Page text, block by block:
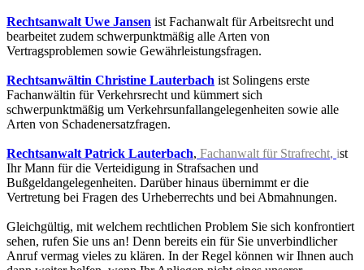
Rechtsanwalt Uwe Jansen ist Fachanwalt für Arbeitsrecht und
bearbeitet zudem schwerpunktmäßig alle Arten von
Vertragsproblemen sowie Gewährleistungsfragen.
Rechtsanwältin Christine Lauterbach ist Solingens erste
Fachanwältin für Verkehrsrecht und kümmert sich
schwerpunktmäßig um Verkehrsunfallangelegenheiten sowie alle
Arten von Schadenersatzfragen.
Rechtsanwalt Patrick Lauterbach, Fachanwalt für Strafrecht, ist
Ihr Mann für die Verteidigung in Strafsachen und
Bußgeldangelegenheiten. Darüber hinaus übernimmt er die
Vertretung bei Fragen des Urheberrechts und bei Abmahnungen.
Gleichgültig, mit welchem rechtlichen Problem Sie sich konfrontiert
sehen, rufen Sie uns an! Denn bereits ein für Sie unverbindlicher
Anruf vermag vieles zu klären. In der Regel können wir Ihnen auch